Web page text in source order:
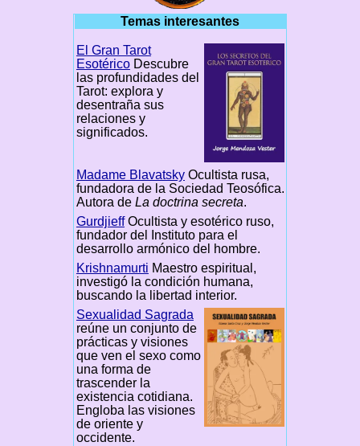
Temas interesantes
El Gran Tarot
EsotéricoDescubre
las profundidades del
Tarot: explora y
desentraña sus
relaciones y
significados.
Madame BlavatskyOcultista rusa,
fundadora de la Sociedad Teosófica.
Autora de La doctrina secreta.
GurdjieffOcultista y esotérico ruso,
fundador del Instituto para el
desarrollo armónico del hombre.
Krishnamurti Maestro espiritual,
investigó la condición humana,
buscando la libertad interior.
Sexualidad Sagrada
reúne un conjunto de
prácticas y visiones
que ven el sexo como
una forma de
trascender la
existencia cotidiana.
Engloba las visiones
de oriente y
occidente.